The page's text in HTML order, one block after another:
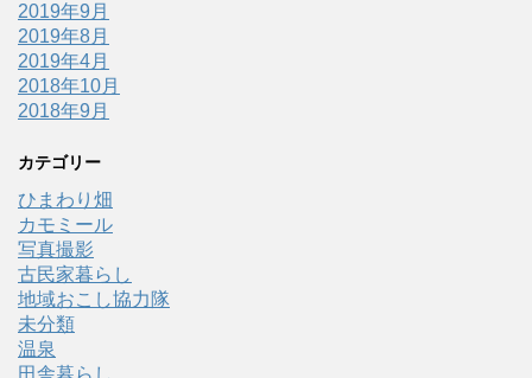
2019年9月
2019年8月
2019年4月
2018年10月
2018年9月
カテゴリー
ひまわり畑
カモミール
写真撮影
古民家暮らし
地域おこし協力隊
未分類
温泉
田舎暮らし